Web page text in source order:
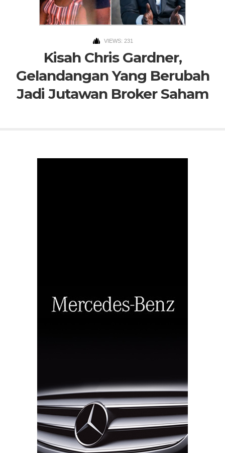
VIEWS: 231
Kisah Chris Gardner,
Gelandangan Yang Berubah
Jadi Jutawan Broker Saham